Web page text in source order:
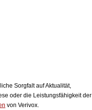
Sorgfalt auf Aktualität,
oder die Leistungsfähigkeit der
von Verivox.